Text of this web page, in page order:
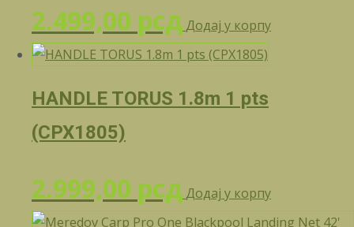
2.499,00 рсд Додај у корпу
HANDLE TORUS 1.8m 1 pts
(CPX1805)
2.999,00 рсд Додај у корпу